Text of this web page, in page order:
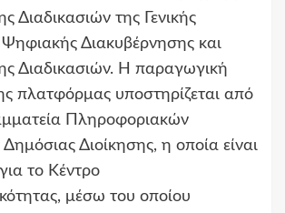
Διαδικασιών της Γενικής
Ψηφιακής Διακυβέρνησης και
Διαδικασιών. Η παραγωγική
πλατφόρμας υποστηρίζεται από
Πληροφοριακών
Διοίκησης, η οποία είναι
το Κέντρο
μέσω του οποίου